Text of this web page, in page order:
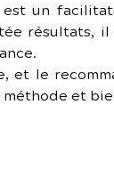
un
résultats,
et le
et